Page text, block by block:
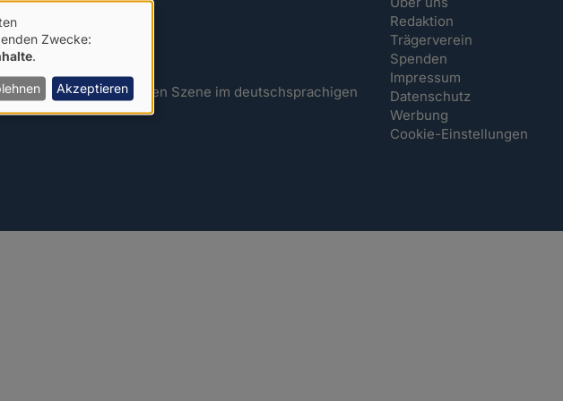
humanistischen Szene im deutschsprachigen
Redaktion
Trägerverein
Spenden
Impressum
Datenschutz
Werbung
Cookie-Einstellungen
Zwecke:
Akzeptieren